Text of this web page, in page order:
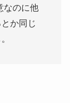
なのに他
か同じ